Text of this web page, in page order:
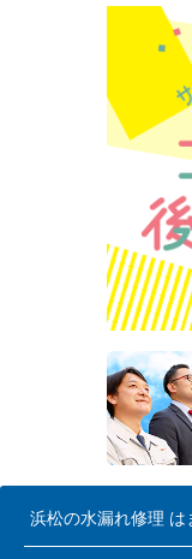
浜松の水漏れ修理 は